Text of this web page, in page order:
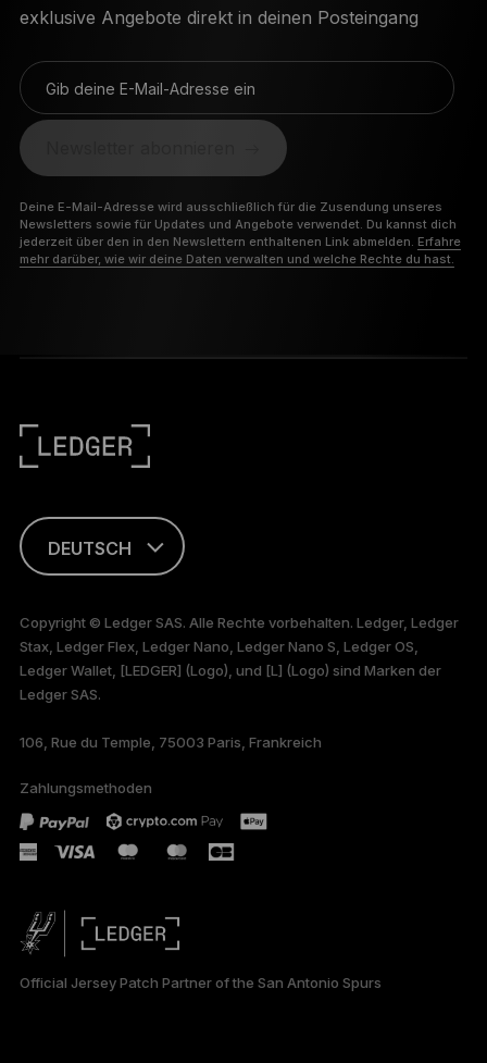
exklusive Angebote direkt in deinen Posteingang
Gib deine E-Mail-Adresse ein
Deine E-Mail-Adresse wird ausschließlich für die Zusendung unseres
Newsletters sowie für Updates und Angebote verwendet. Du kannst dich
jederzeit über den in den Newslettern enthaltenen Link abmelden. Erfahre
mehr darüber, wie wir deine Daten verwalten und welche Rechte du hast.
DEUTSCH
TÜRKÇE
PORTUGUÊS
РУССКИЙ
日本語
العربية
Copyright © Ledger SAS. Alle Rechte vorbehalten. Ledger, Ledger
Stax, Ledger Flex, Ledger Nano, Ledger Nano S, Ledger OS,
Ledger Wallet, [LEDGER] (Logo), und [L] (Logo) sind Marken der
Ledger SAS.
106, Rue du Temple, 75003 Paris, Frankreich
Zahlungsmethoden
Official Jersey Patch Partner of the San Antonio Spurs